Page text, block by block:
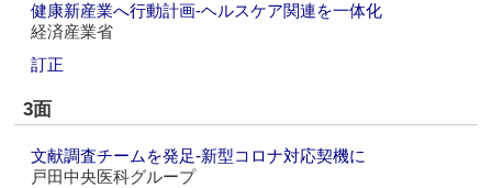
健康新産業へ行動計画‐ヘルスケア関連を一体化
経済産業省
訂正
3面
文献調査チームを発足‐新型コロナ対応契機に
戸田中央医科グループ